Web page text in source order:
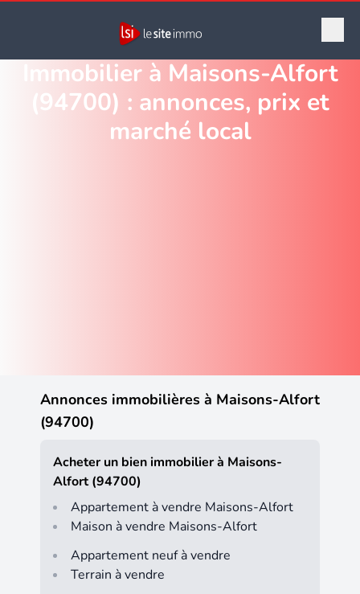
Immobilier à Maisons-Alfort
(94700) : annonces, prix et
marché local
Annonces immobilières à Maisons-Alfort
(94700)
Acheter un bien immobilier à Maisons-
Alfort (94700)
Appartement à vendre Maisons-Alfort
Maison à vendre Maisons-Alfort
Appartement neuf à vendre
Terrain à vendre